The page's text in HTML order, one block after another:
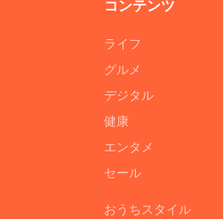
コンテンツ
ライフ
グルメ
デジタル
健康
エンタメ
セール
おうちスタイル